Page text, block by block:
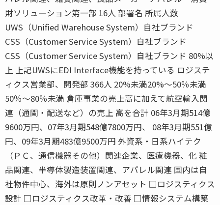
財ソリューション第一部 16人 部署名 所属人数
UWS（Unified Warehouse System）自社ブランド
CSS（Customer Service System）自社ブランド
CSS（Customer Service System）自社ブランド 80%以
上 上記UWSにEDI Interface機能を持っている ロジステ
ィクス営業部、開発部 366人 20%未満20%〜50％未満
50％〜80％未満 倉庫事業の売上高に加えて航空輸入関
連（通関・配送など）の売上 高を合計 06年3月期514億
9600万円、07年3月期548億7800万円、 08年3月期551億
円、09年3月期483億9500万円 外資系・日系ハイテク
（ＰＣ、通信機器その他）関連企業、医療機器、化 粧
品関連、半導体製造装置関連、アパレル関連 国内は自
社物件中心、海外は原則ノンアセット □ロジスティクス
設計 □ロジスティクス改革・改善 □情報システム構築